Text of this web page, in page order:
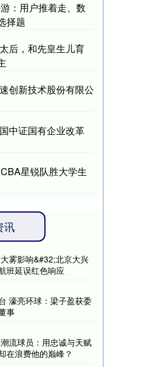
：用户推着走、数
择题
后，和先皇生儿育
创新技术股份有限公
中证国有企业改革
星锐队胜大学生
讯
雾影响&#32;北京大兴
班延误红色响应
濠亮环球：梁子盈获委
事
流球员：用忠诚与天赋
在浪费他的巅峰？